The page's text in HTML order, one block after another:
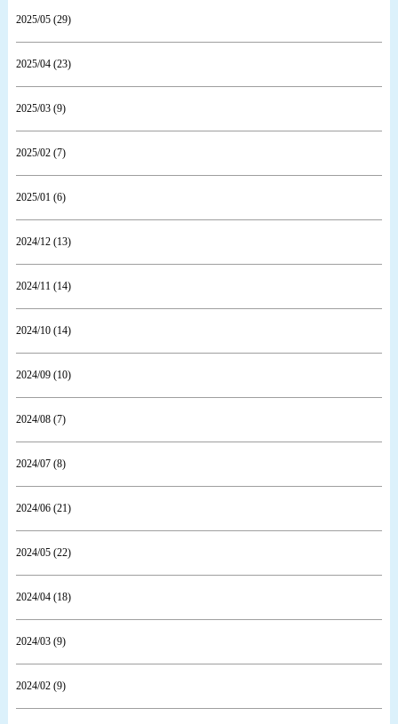
2025/05 (29)
2025/04 (23)
2025/03 (9)
2025/02 (7)
2025/01 (6)
2024/12 (13)
2024/11 (14)
2024/10 (14)
2024/09 (10)
2024/08 (7)
2024/07 (8)
2024/06 (21)
2024/05 (22)
2024/04 (18)
2024/03 (9)
2024/02 (9)